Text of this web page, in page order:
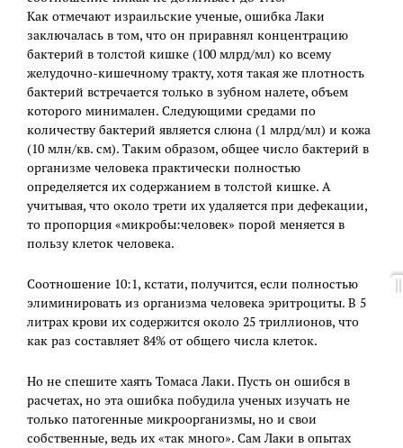
Как отмечают израильские ученые, ошибка Лаки
заключалась в том, что он приравнял концентрацию
бактерий в толстой кишке (100 млрд/мл) ко всему
желудочно-кишечному тракту, хотя такая же плотность
бактерий встречается только в зубном налете, объем
которого минимален. Следующими средами по
количеству бактерий является слюна (1 млрд/мл) и кожа
(10 млн/кв. см). Таким образом, общее число бактерий в
организме человека практически полностью
определяется их содержанием в толстой кишке. А
учитывая, что около трети их удаляется при дефекации,
то пропорция «микробы:человек» порой меняется в
пользу клеток человека.
Соотношение 10:1, кстати, получится, если полностью
элиминировать из организма человека эритроциты. В 5
литрах крови их содержится около 25 триллионов, что
как раз составляет 84% от общего числа клеток.
Но не спешите хаять Томаса Лаки. Пусть он ошибся в
расчетах, но эта ошибка побудила ученых изучать не
только патогенные микроорганизмы, но и свои
собственные, ведь их «так много». Сам Лаки в опытах